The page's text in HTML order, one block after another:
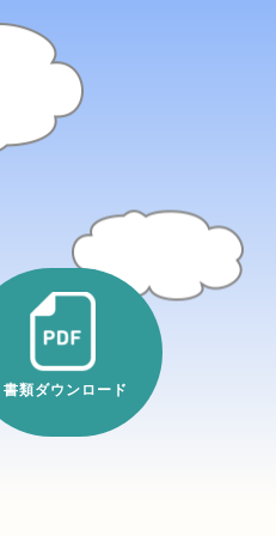
書類ダウンロード